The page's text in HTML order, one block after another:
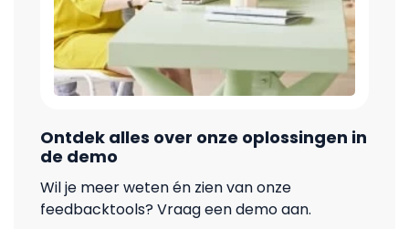
Ontdek alles over onze oplossingen in
de demo
Wil je meer weten én zien van onze
feedbacktools? Vraag een demo aan.